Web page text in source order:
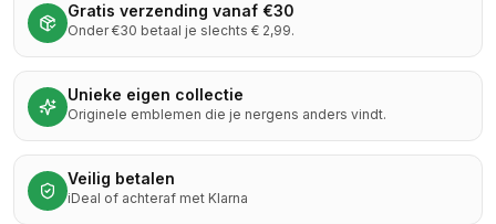
Gratis verzending vanaf €30
Onder €30 betaal je slechts € 2,99.
Unieke eigen collectie
Originele emblemen die je nergens anders vindt.
Veilig betalen
iDeal of achteraf met Klarna